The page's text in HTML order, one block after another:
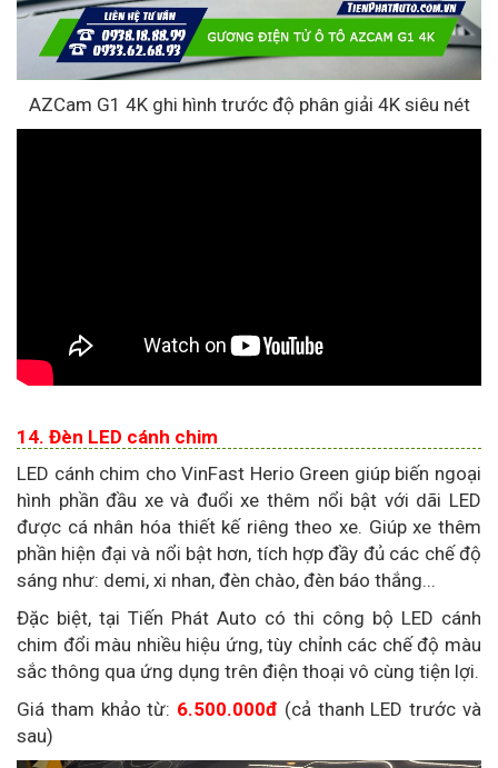
AZCam G1 4K ghi hình trước độ phân giải 4K siêu nét
14. Đèn LED cánh chim
LED cánh chim cho VinFast Herio Green giúp biến ngoại
hình phần đầu xe và đuổi xe thêm nổi bật với dãi LED
được cá nhân hóa thiết kế riêng theo xe. Giúp xe thêm
phần hiện đại và nổi bật hơn, tích hợp đầy đủ các chế độ
sáng như: demi, xi nhan, đèn chào, đèn báo thắng...
Đặc biệt, tại Tiến Phát Auto có thi công bộ LED cánh
chim đổi màu nhiều hiệu ứng, tùy chỉnh các chế độ màu
sắc thông qua ứng dụng trên điện thoại vô cùng tiện lợi.
Giá tham khảo từ: 6.500.000đ (cả thanh LED trước và
sau)